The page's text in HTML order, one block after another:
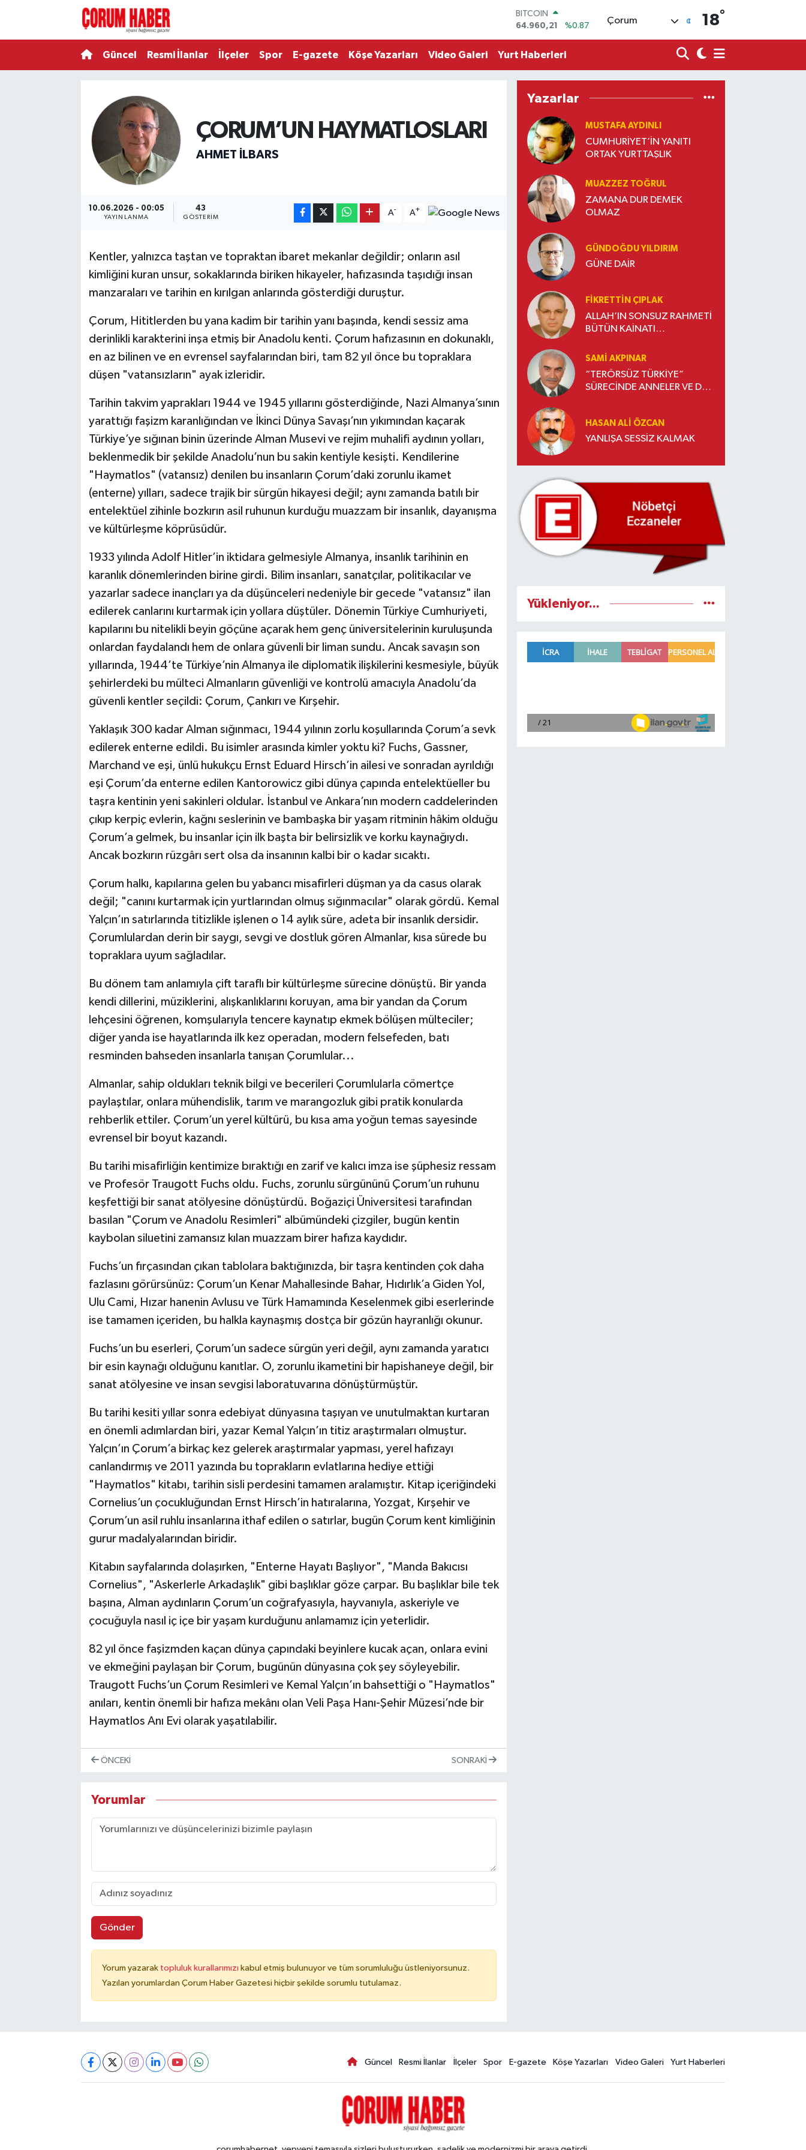
64.960,21
DOLAR
55,2510
%0.32
STERLİN
64,4811
%0.38
GRAM ALTIN
BİST100
13.779
%-14
Çorum 18°
Güncel Resmi İlanlar İlçeler Spor E-gazete Köşe Yazarları Video Galeri Yurt Haberleri
ÇORUM’UN HAYMATLOSLARI
AHMET İLBARS
10.06.2026 - 00:05
YAYINLANMA
43
GÖSTERIM
A- A+
Kentler, yalnızca taştan ve topraktan ibaret mekanlar değildir; onların asıl
kimliğini kuran unsur, sokaklarında biriken hikayeler, hafızasında taşıdığı insan
manzaraları ve tarihin en kırılgan anlarında gösterdiği duruştur.
Çorum, Hititlerden bu yana kadim bir tarihin yanı başında, kendi sessiz ama
derinlikli karakterini inşa etmiş bir Anadolu kenti. Çorum hafızasının en dokunaklı,
en az bilinen ve en evrensel sayfalarından biri, tam 82 yıl önce bu topraklara
düşen "vatansızların" ayak izleridir.
Tarihin takvim yaprakları 1944 ve 1945 yıllarını gösterdiğinde, Nazi Almanya’sının
yarattığı faşizm karanlığından ve İkinci Dünya Savaşı’nın yıkımından kaçarak
Türkiye’ye sığınan binin üzerinde Alman Musevi ve rejim muhalifi aydının yolları,
beklenmedik bir şekilde Anadolu’nun bu sakin kentiyle kesişti. Kendilerine
"Haymatlos" (vatansız) denilen bu insanların Çorum’daki zorunlu ikamet
(enterne) yılları, sadece trajik bir sürgün hikayesi değil; aynı zamanda batılı bir
entelektüel zihinle bozkırın asil ruhunun kurduğu muazzam bir insanlık, dayanışma
ve kültürleşme köprüsüdür.
1933 yılında Adolf Hitler’in iktidara gelmesiyle Almanya, insanlık tarihinin en
karanlık dönemlerinden birine girdi. Bilim insanları, sanatçılar, politikacılar ve
yazarlar sadece inançları ya da düşünceleri nedeniyle bir gecede "vatansız" ilan
edilerek canlarını kurtarmak için yollara düştüler. Dönemin Türkiye Cumhuriyeti,
kapılarını bu nitelikli beyin göçüne açarak hem genç üniversitelerinin kuruluşunda
onlardan faydalandı hem de onlara güvenli bir liman sundu. Ancak savaşın son
yıllarında, 1944’te Türkiye’nin Almanya ile diplomatik ilişkilerini kesmesiyle, büyük
şehirlerdeki bu mülteci Almanların güvenliği ve kontrolü amacıyla Anadolu’da
güvenli kentler seçildi: Çorum, Çankırı ve Kırşehir.
Yaklaşık 300 kadar Alman sığınmacı, 1944 yılının zorlu koşullarında Çorum’a sevk
edilerek enterne edildi. Bu isimler arasında kimler yoktu ki? Fuchs, Gassner,
Marchand ve eşi, ünlü hukukçu Ernst Eduard Hirsch’in ailesi ve sonradan ayrıldığı
eşi Çorum’da enterne edilen Kantorowicz gibi dünya çapında entelektüeller bu
taşra kentinin yeni sakinleri oldular. İstanbul ve Ankara’nın modern caddelerinden
çıkıp kerpiç evlerin, kağnı seslerinin ve bambaşka bir yaşam ritminin hâkim olduğu
Çorum’a gelmek, bu insanlar için ilk başta bir belirsizlik ve korku kaynağıydı.
Ancak bozkırın rüzgârı sert olsa da insanının kalbi bir o kadar sıcaktı.
Çorum halkı, kapılarına gelen bu yabancı misafirleri düşman ya da casus olarak
değil; "canını kurtarmak için yurtlarından olmuş sığınmacılar" olarak gördü. Kemal
Yalçın’ın satırlarında titizlikle işlenen o 14 aylık süre, adeta bir insanlık dersidir.
Çorumlulardan derin bir saygı, sevgi ve dostluk gören Almanlar, kısa sürede bu
topraklara uyum sağladılar.
Bu dönem tam anlamıyla çift taraflı bir kültürleşme sürecine dönüştü. Bir yanda
kendi dillerini, müziklerini, alışkanlıklarını koruyan, ama bir yandan da Çorum
lehçesini öğrenen, komşularıyla tencere kaynatıp ekmek bölüşen mülteciler;
diğer yanda ise hayatlarında ilk kez operadan, modern felsefeden, batı
resminden bahseden insanlarla tanışan Çorumlular...
Almanlar, sahip oldukları teknik bilgi ve becerileri Çorumlularla cömertçe
paylaştılar, onlara mühendislik, tarım ve marangozluk gibi pratik konularda
rehberlik ettiler. Çorum’un yerel kültürü, bu kısa ama yoğun temas sayesinde
evrensel bir boyut kazandı.
Bu tarihi misafirliğin kentimize bıraktığı en zarif ve kalıcı imza ise şüphesiz ressam
ve Profesör Traugott Fuchs oldu. Fuchs, zorunlu sürgününü Çorum’un ruhunu
keşfettiği bir sanat atölyesine dönüştürdü. Boğaziçi Üniversitesi tarafından
basılan "Çorum ve Anadolu Resimleri" albümündeki çizgiler, bugün kentin
kaybolan siluetini zamansız kılan muazzam birer hafıza kaydıdır.
Fuchs’un fırçasından çıkan tablolara baktığınızda, bir taşra kentinden çok daha
fazlasını görürsünüz: Çorum’un Kenar Mahallesinde Bahar, Hıdırlık’a Giden Yol,
Ulu Cami, Hızar hanenin Avlusu ve Türk Hamamında Keselenmek gibi eserlerinde
ise tamamen içeriden, bu halkla kaynaşmış dostça bir gözün hayranlığı okunur.
Fuchs’un bu eserleri, Çorum’un sadece sürgün yeri değil, aynı zamanda yaratıcı
bir esin kaynağı olduğunu kanıtlar. O, zorunlu ikametini bir hapishaneye değil, bir
sanat atölyesine ve insan sevgisi laboratuvarına dönüştürmüştür.
Bu tarihi kesiti yıllar sonra edebiyat dünyasına taşıyan ve unutulmaktan kurtaran
en önemli adımlardan biri, yazar Kemal Yalçın’ın titiz araştırmaları olmuştur.
Yalçın’ın Çorum’a birkaç kez gelerek araştırmalar yapması, yerel hafızayı
canlandırmış ve 2011 yazında bu toprakların evlatlarına hediye ettiği
"Haymatlos" kitabı, tarihin sisli perdesini tamamen aralamıştır. Kitap içeriğindeki
Cornelius’un çocukluğundan Ernst Hirsch’in hatıralarına, Yozgat, Kırşehir ve
Çorum’un asil ruhlu insanlarına ithaf edilen o satırlar, bugün Çorum kent kimliğinin
gurur madalyalarından biridir.
Kitabın sayfalarında dolaşırken, "Enterne Hayatı Başlıyor", "Manda Bakıcısı
Cornelius", "Askerlerle Arkadaşlık" gibi başlıklar göze çarpar. Bu başlıklar bile tek
başına, Alman aydınların Çorum’un coğrafyasıyla, hayvanıyla, askeriyle ve
çocuğuyla nasıl iç içe bir yaşam kurduğunu anlamamız için yeterlidir.
82 yıl önce faşizmden kaçan dünya çapındaki beyinlere kucak açan, onlara evini
ve ekmeğini paylaşan bir Çorum, bugünün dünyasına çok şey söyleyebilir.
Traugott Fuchs’un Çorum Resimleri ve Kemal Yalçın’ın bahsettiği o "Haymatlos"
anıları, kentin önemli bir hafıza mekânı olan Veli Paşa Hanı-Şehir Müzesi’nde bir
Haymatlos Anı Evi olarak yaşatılabilir.
ÖNCEKI SONRAKI
Yorumlar
Gönder
Yorum yazarak topluluk kurallarımızı kabul etmiş bulunuyor ve tüm sorumluluğu üstleniyorsunuz.
Yazılan yorumlardan Çorum Haber Gazetesi hiçbir şekilde sorumlu tutulamaz.
Yazarlar
MUSTAFA AYDINLI
CUMHURİYET’İN YANITI
ORTAK YURTTAŞLIK
MUAZZEZ TOĞRUL
ZAMANA DUR DEMEK
OLMAZ
GÜNDOĞDU YILDIRIM
GÜNE DAİR
FIKRETTIN ÇIPLAK
ALLAH’IN SONSUZ RAHMETİ
BÜTÜN KAİNATI
SAMI AKPINAR
“TERÖRSÜZ TÜRKİYE”
SÜRECİNDE ANNELER VE DE
HASAN ALI ÖZCAN
YANLIŞA SESSİZ KALMAK
Yükleniyor...
Güncel Resmi İlanlar İlçeler Spor E-gazete Köşe Yazarları Video Galeri Yurt Haberleri
Çorum Namaz Vakitleri
Trafik Durumu
Süper Lig Puan Durumu ve Fikstür
Haber Arşivi